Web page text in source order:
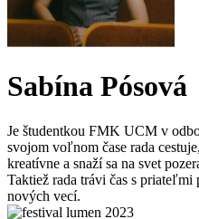
Sabína Pósová
Je študentkou FMK UCM v
svojom voľnom čase rada
kreatívne a snaží sa na svet
Taktiež rada trávi čas s priateľmi
nových vecí.